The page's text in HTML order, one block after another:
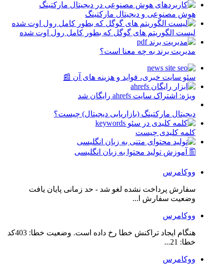
هوش مصنوعی و دیجیتال مارکتینگ
لیست الگوریتم های گوگل که بطور کامل رول اوت شده
مدیریت برند به چه معنا است؟
سئو سایت خبری، فواید و هزینه های آن 📰
ویژه: اشتراک سایت ahrefs رایگان شد
دیجیتال مارکتینگ (بازاریابی دیجیتال) چیست؟
کلمه کلیدی چیست
🖺 آموزش تولید محتوا به زبان انگلیسی
ووکامرس
سفارش پرداخت نشده لغو شد - حد زمانی پایان یافت
وضعیت سفارش ا...
ووکامرس
هنگام ایجاد تراکنش خطا رخ داده است. وضعیت خطا: 403کد
خطا: 21...
ووکامرس